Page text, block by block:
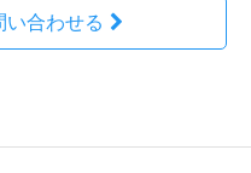
い合わせる